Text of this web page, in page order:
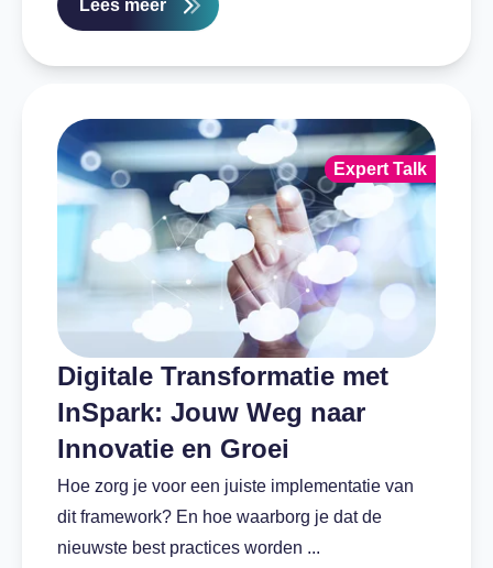
Lees meer
Digitale Transformatie met
InSpark: Jouw Weg naar
Innovatie en Groei
Hoe zorg je voor een juiste implementatie van
dit framework? En hoe waarborg je dat de
nieuwste best practices worden ...
Expert Talk